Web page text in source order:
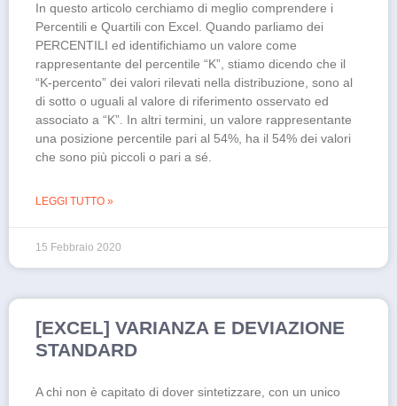
In questo articolo cerchiamo di meglio comprendere i
Percentili e Quartili con Excel. Quando parliamo dei
PERCENTILI ed identifichiamo un valore come
rappresentante del percentile “K”, stiamo dicendo che il
“K-percento” dei valori rilevati nella distribuzione, sono al
di sotto o uguali al valore di riferimento osservato ed
associato a “K”. In altri termini, un valore rappresentante
una posizione percentile pari al 54%, ha il 54% dei valori
che sono più piccoli o pari a sé.
LEGGI TUTTO »
15 Febbraio 2020
[EXCEL] VARIANZA E DEVIAZIONE
STANDARD
A chi non è capitato di dover sintetizzare, con un unico